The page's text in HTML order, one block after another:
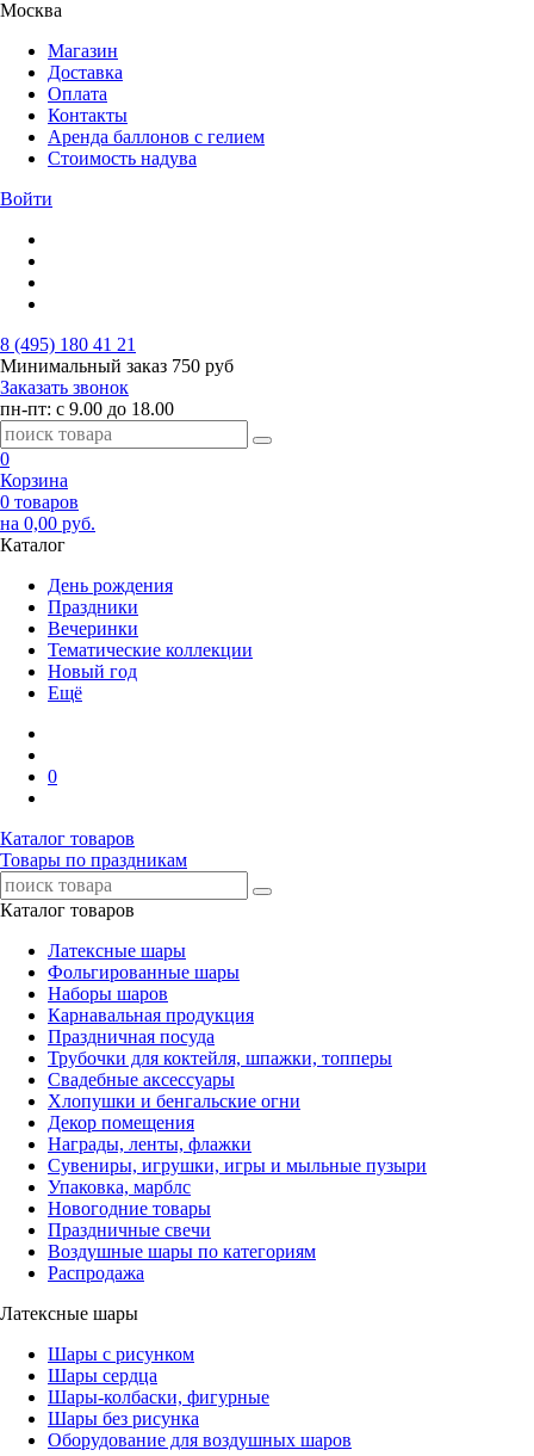
Москва
Магазин
Доставка
Оплата
Контакты
Аренда баллонов с гелием
Стоимость надува
Войти
8 (495) 180 41 21
Минимальный заказ 750 руб
Заказать звонок
пн-пт: с 9.00 до 18.00
0
Корзина
0 товаров
на 0,00 руб.
Каталог
День рождения
Праздники
Вечеринки
Тематические коллекции
Новый год
Ещё
0
Каталог товаров
Товары по праздникам
Каталог товаров
Латексные шары
Фольгированные шары
Наборы шаров
Карнавальная продукция
Праздничная посуда
Трубочки для коктейля, шпажки, топперы
Свадебные аксессуары
Хлопушки и бенгальские огни
Декор помещения
Награды, ленты, флажки
Сувениры, игрушки, игры и мыльные пузыри
Упаковка, марблс
Новогодние товары
Праздничные свечи
Воздушные шары по категориям
Распродажа
Латексные шары
Шары с рисунком
Шары сердца
Шары-колбаски, фигурные
Шары без рисунка
Оборудование для воздушных шаров